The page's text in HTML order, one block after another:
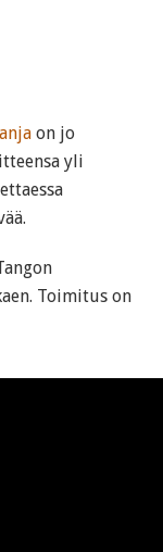
on jo
yli
Toimitus on